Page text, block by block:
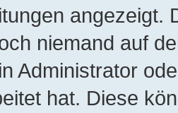
angezeigt.
niemand auf
Administrator
hat. Diese